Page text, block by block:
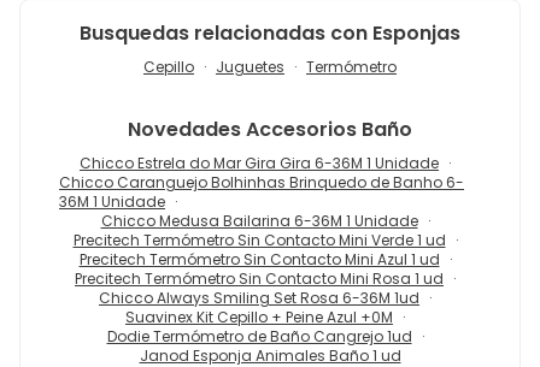
Busquedas relacionadas con Esponjas
Cepillo Juguetes Termómetro
NovedadesAccesorios Baño
Chicco Estrela do Mar Gira Gira 6-36M 1 Unidade
Chicco Caranguejo Bolhinhas Brinquedo de Banho 6-
36M 1 Unidade
Chicco Medusa Bailarina 6-36M 1 Unidade
Precitech Termómetro Sin Contacto Mini Verde 1 ud
Precitech Termómetro Sin Contacto Mini Azul 1 ud
Precitech Termómetro Sin Contacto Mini Rosa 1 ud
Chicco Always Smiling Set Rosa 6-36M 1ud
Suavinex Kit Cepillo + Peine Azul +0M
Dodie Termómetro de Baño Cangrejo 1ud
Janod Esponja Animales Baño 1 ud